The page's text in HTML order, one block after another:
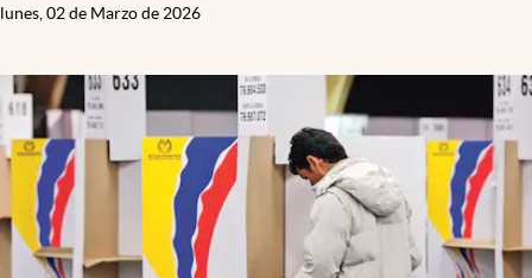
lunes, 02 de Marzo de 2026